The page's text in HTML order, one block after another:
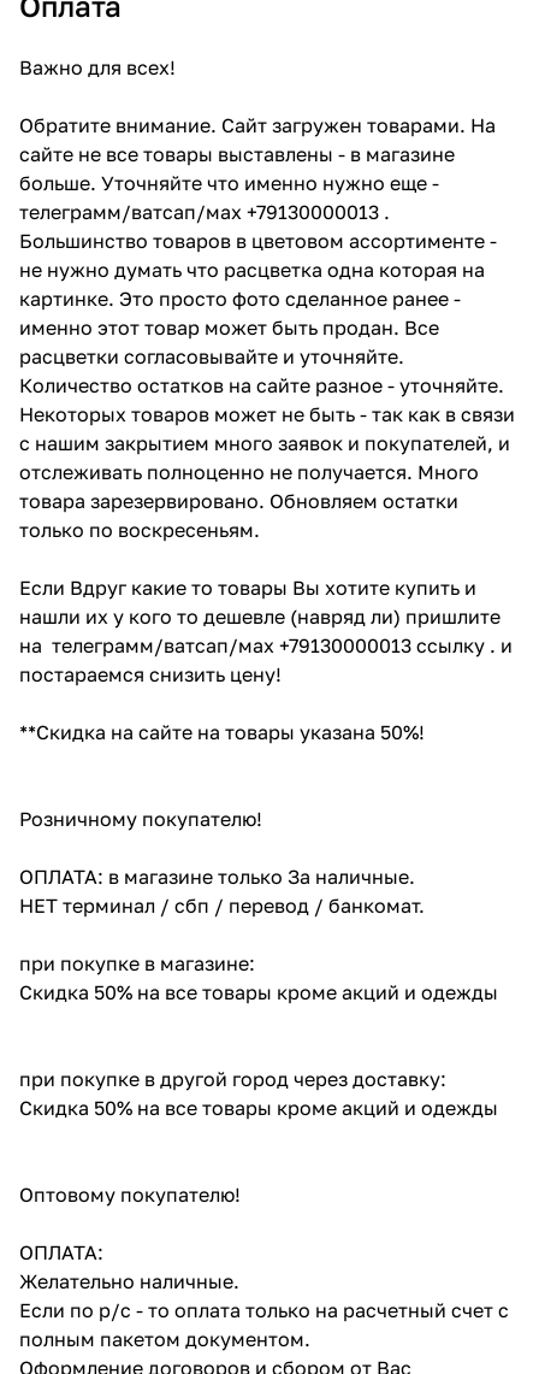
Важно для всех!
Обратите внимание. Сайт загружен товарами. На
сайте не все товары выставлены - в магазине
больше. Уточняйте что именно нужно еще -
телеграмм/ватсап/мах +79130000013 .
Большинство товаров в цветовом ассортименте -
не нужно думать что расцветка одна которая на
картинке. Это просто фото сделанное ранее -
именно этот товар может быть продан. Все
расцветки согласовывайте и уточняйте.
Количество остатков на сайте разное - уточняйте.
Некоторых товаров может не быть - так как в связи
с нашим закрытием много заявок и покупателей, и
отслеживать полноценно не получается. Много
товара зарезервировано. Обновляем остатки
только по воскресеньям.
Если Вдруг какие то товары Вы хотите купить и
нашли их у кого то дешевле (навряд ли) пришлите
на телеграмм/ватсап/мах +79130000013 ссылку . и
постараемся снизить цену!
**Скидка на сайте на товары указана 50%!
Розничному покупателю!
ОПЛАТА: в магазине только За наличные.
НЕТ терминал / сбп / перевод / банкомат.
при покупке в магазине:
Скидка 50% на все товары кроме акций и одежды
при покупке в другой город через доставку:
Скидка 50% на все товары кроме акций и одежды
Оптовому покупателю!
ОПЛАТА:
Желательно наличные.
Если по р/с - то оплата только на расчетный счет с
полным пакетом документом.
Оформление договоров и сбором от Вас